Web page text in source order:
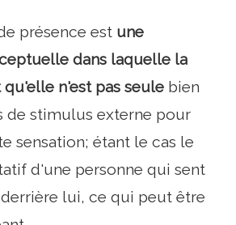
présence est une
dans laquelle la
qu'elle n'est pas seule bien
de stimulus externe pour
sensation; étant le cas le
d'une personne qui sent
lui, ce qui peut être